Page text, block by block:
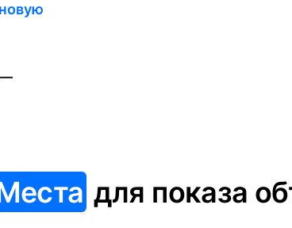
—
для показа